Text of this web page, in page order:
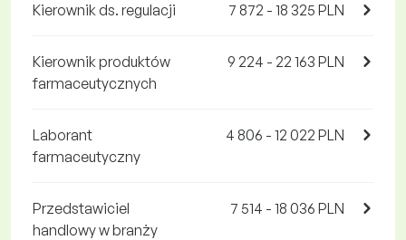
Kierownik ds. regulacji 7 872 - 18 325 PLN
Kierownik produktów
farmaceutycznych
9 224 - 22 163 PLN
Laborant
farmaceutyczny
4 806 - 12 022 PLN
Przedstawiciel
handlowy w branży
7 514 - 18 036 PLN